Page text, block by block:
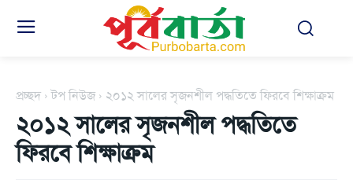
প্রচ্ছদ টপ নিউজ ২০১২ সালের সৃজনশীল পদ্ধতিতে ফিরবে শিক্ষাক্রম
২০১২ সালের সৃজনশীল পদ্ধতিতে
ফিরবে শিক্ষাক্রম